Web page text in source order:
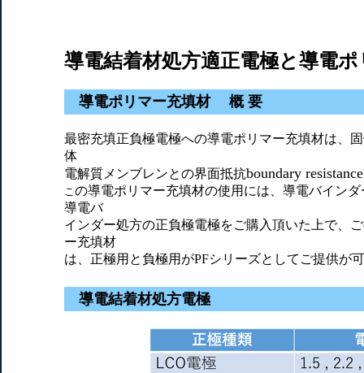
導電結着材処方適正電極と導電
導電ポリマー充填材 概 要
最密充填正負極電極への導電ポリマー充填材は、
体
電解質メンブレンとの界面抵抗boundary resistance
この導電ポリマー充填材の使用には、導電バイン
導電バ
インダー処方の正負極電極をご購入頂いた上で、
ー充填材
は、正極用と負極用がPFシリーズとしてご提供が
導電結着材処方電極